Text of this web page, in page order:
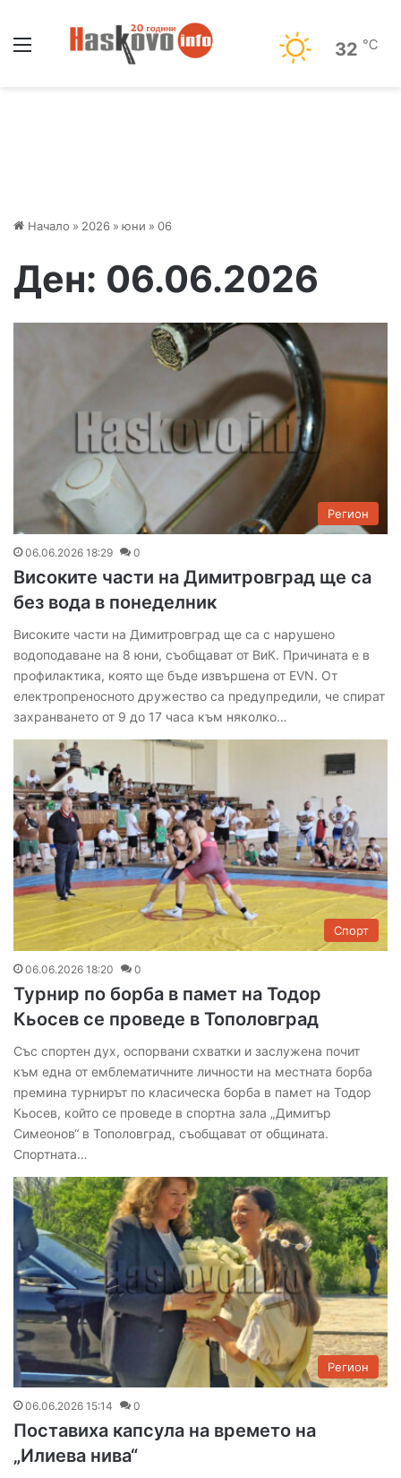
32 ℃
Начало » 2026 » юни » 06
Ден: 06.06.2026
Регион
06.06.2026 18:29 0
Високите части на Димитровград ще са
без вода в понеделник
Високите части на Димитровград ще са с нарушено
водоподаване на 8 юни, съобщават от ВиК. Причината е в
профилактика, която ще бъде извършена от EVN. От
електропреносното дружество са предупредили, че спират
захранването от 9 до 17 часа към няколко…
Спорт
06.06.2026 18:20 0
Турнир по борба в памет на Тодор
Кьосев се проведе в Тополовград
Със спортен дух, оспорвани схватки и заслужена почит
към една от емблематичните личности на местната борба
премина турнирът по класическа борба в памет на Тодор
Кьосев, който се проведе в спортна зала „Димитър
Симеонов“ в Тополовград, съобщават от общината.
Спортната…
Регион
06.06.2026 15:14 0
Поставиха капсула на времето на
„Илиева нива“